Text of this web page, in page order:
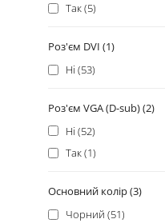
Так (5)
Роз'єм DVI (1)
Ні (53)
Роз'єм VGA (D-sub) (2)
Ні (52)
Так (1)
Основний колір (3)
Чорний (51)